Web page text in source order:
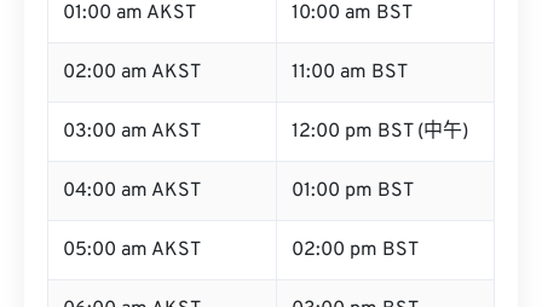
01:00 am AKST 10:00 am BST
02:00 am AKST 11:00 am BST
03:00 am AKST 12:00 pm BST (中午)
04:00 am AKST 01:00 pm BST
05:00 am AKST 02:00 pm BST